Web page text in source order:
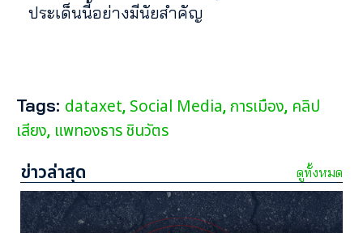
ประเด็นนี้อย่างมีนัยสำคัญ
Tags: dataxet, Social Media, การเมือง, คลิป
เสียง, แพทองธาร ชินวัตร
ข่าวล่าสุด ดูทั้งหมด